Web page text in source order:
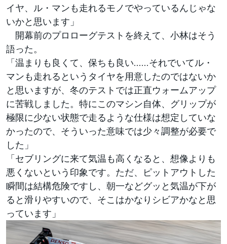
イヤ、ル・マンも走れるモノでやっているんじゃな
いかと思います」
開幕前のプロローグテストを終えて、小林はそう
語った。
「温まりも良くて、保ちも良い……それでいてル・
マンも走れるというタイヤを用意したのではないか
と思いますが、冬のテストでは正直ウォームアップ
に苦戦しました。特にこのマシン自体、グリップが
極限に少ない状態で走るような仕様は想定していな
かったので、そういった意味では少々調整が必要で
した」
「セブリングに来て気温も高くなると、想像よりも
悪くないという印象です。ただ、ピットアウトした
瞬間は結構危険ですし、朝一などグッと気温が下が
ると滑りやすいので、そこはかなりシビアかなと思
っています」